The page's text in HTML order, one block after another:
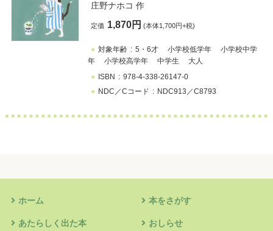
庄野ナホコ 作
定価 1,870円 (本体1,700円+税)
対象年齢 5・6才 小学校低学年
小学校中学
年
小学校高学年 中学生
大人
ISBN
978-4-338-26147-0
NDC／Cコード
NDC913／C8793
ホーム 本をさがす
あたらしく出た本 おしらせ